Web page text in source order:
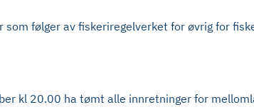
som følger av fiskeriregelverket for øvrig for
kl 20.00 ha tømt alle innretninger for